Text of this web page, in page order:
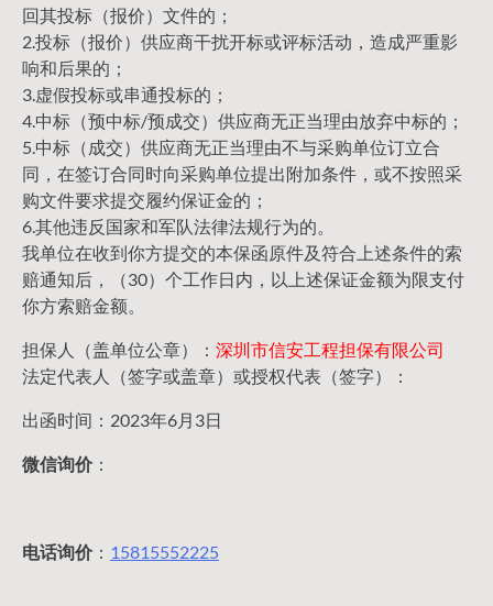
回其投标（报价）文件的；
2.投标（报价）供应商干扰开标或评标活动，造成严重影
响和后果的；
3.虚假投标或串通投标的；
4.中标（预中标/预成交）供应商无正当理由放弃中标的；
5.中标（成交）供应商无正当理由不与采购单位订立合
同，在签订合同时向采购单位提出附加条件，或不按照采
购文件要求提交履约保证金的；
6.其他违反国家和军队法律法规行为的。
我单位在收到你方提交的本保函原件及符合上述条件的索
赔通知后，（30）个工作日内，以上述保证金额为限支付
你方索赔金额。
担保人（盖单位公章）： 深圳市信安工程担保有限公司
法定代表人（签字或盖章）或授权代表（签字）：
出函时间：2023年6月3日
微信询价：
电话询价： 15815552225